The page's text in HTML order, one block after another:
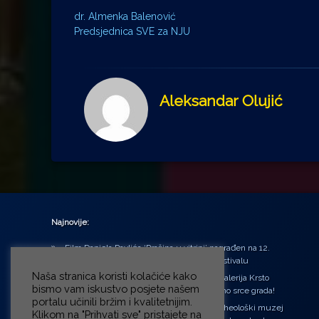
dr. Almenka Balenović
Predsjednica SVE za NJU
Aleksandar Olujić
Najnovije:
Film Daniela Pavlića ‘Prašina u vitrini’ nagrađen na 12.
Green Montenegro International Film Festivalu
U središtu Petrinje otvorena obnovljena Galerija Krsto
Hegedušić: Kultura vraćena kući, u samo srce grada!
Od petka do nedjelje (31.7. – 2.8.2026.) Arheološki muzej
Naša stranica koristi kolačiće kako
bismo vam iskustvo posjete našem
portalu učinili bržim i kvalitetnijim.
Klikom na "Prihvati sve" pristajete na